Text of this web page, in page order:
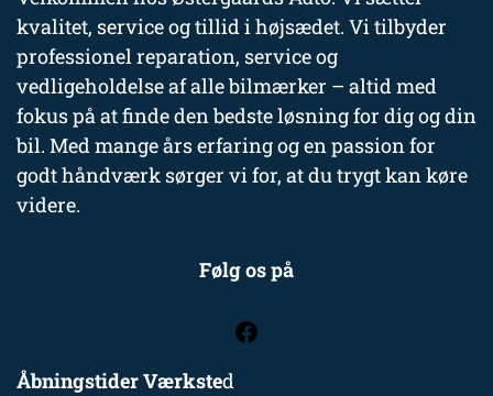
kvalitet, service og tillid i højsædet. Vi tilbyder
professionel reparation, service og
vedligeholdelse af alle bilmærker – altid med
fokus på at finde den bedste løsning for dig og din
bil. Med mange års erfaring og en passion for
godt håndværk sørger vi for, at du trygt kan køre
videre.
Følg os på
Åbningstider Værksted